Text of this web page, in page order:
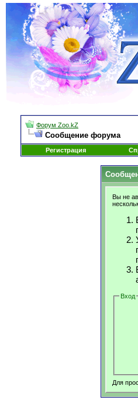
Форум Zoo.kZ
Сообщение форума
Регистрация
Вы не
Вход
Для